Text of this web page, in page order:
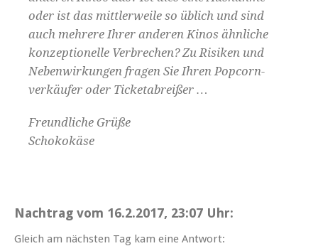
oder ist das mit­tler­weile so üblich und sind
auch mehrere Ihrer anderen Kinos ähn­liche
konzep­tionelle Ver­brechen? Zu Risiken und
Neben­wirkun­gen fra­gen Sie Ihren Pop­corn­
verkäufer oder Ticketabreißer …
Fre­undliche Grüße
Schokokäse
Nachtrag vom 16.2.2017, 23:07 Uhr:
Gle­ich am näch­sten Tag kam eine Antwort: